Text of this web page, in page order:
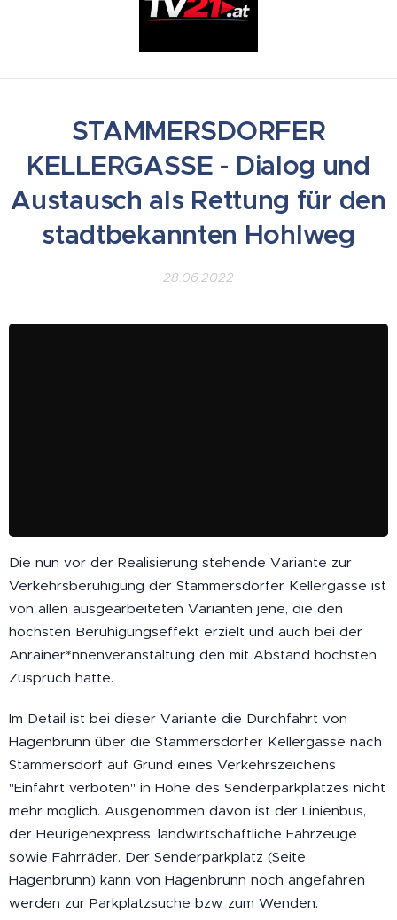
STAMMERSDORFER
KELLERGASSE - Dialog und
Austausch als Rettung für den
stadtbekannten Hohlweg
28.06.2022
Die nun vor der Realisierung stehende Variante zur
Verkehrsberuhigung der Stammersdorfer Kellergasse ist
von allen ausgearbeiteten Varianten jene, die den
höchsten Beruhigungseffekt erzielt und auch bei der
Anrainer*nnenveranstaltung den mit Abstand höchsten
Zuspruch hatte.
Im Detail ist bei dieser Variante die Durchfahrt von
Hagenbrunn über die Stammersdorfer Kellergasse nach
Stammersdorf auf Grund eines Verkehrszeichens
"Einfahrt verboten" in Höhe des Senderparkplatzes nicht
mehr möglich. Ausgenommen davon ist der Linienbus,
der Heurigenexpress, landwirtschaftliche Fahrzeuge
sowie Fahrräder. Der Senderparkplatz (Seite
Hagenbrunn) kann von Hagenbrunn noch angefahren
werden zur Parkplatzsuche bzw. zum Wenden.